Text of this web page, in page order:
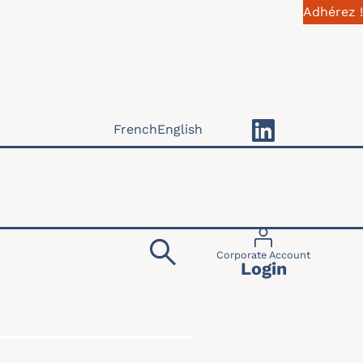
Adhérez !
Menu du
Corporate Account
Login
FrenchEnglish